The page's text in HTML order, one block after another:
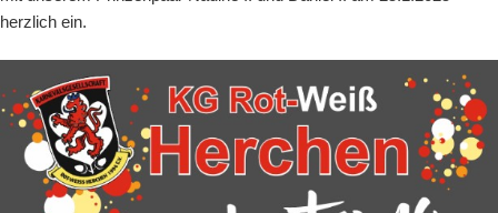
herzlich ein.